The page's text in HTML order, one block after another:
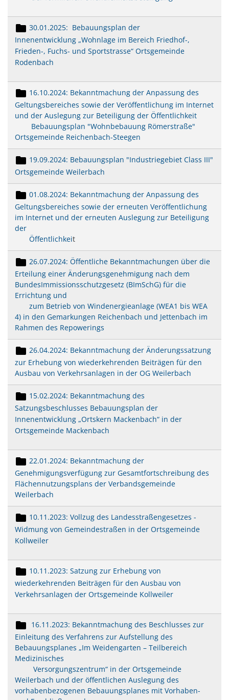
30.01.2025: Bebauungsplan der
Innenentwicklung „Wohnlage im Bereich Friedhof-,
Frieden-, Fuchs- und Sportstrasse“ Ortsgemeinde
Rodenbach
16.10.2024: Bekanntmachung der Anpassung des
Geltungsbereiches sowie der Veröffentlichung im Internet
und der Auslegung zur Beteiligung der Öffentlichkeit
Bebauungsplan "Wohnbebauung Römerstraße"
Ortsgemeinde Reichenbach-Steegen
19.09.2024: Bebauungsplan "Industriegebiet Class III"
Ortsgemeinde Weilerbach
01.08.2024: Bekanntmachung der Anpassung des
Geltungsbereiches sowie der erneuten Veröffentlichung
im Internet und der erneuten Auslegung zur Beteiligung
der
Öffentlichkeit
26.07.2024: Öffentliche Bekanntmachungen über die
Erteilung einer Änderungsgenehmigung nach dem
BundesImmissionsschutzgesetz (BImSchG) für die
Errichtung und
zum Betrieb von Windenergieanlage (WEA1 bis WEA
4) in den Gemarkungen Reichenbach und Jettenbach im
Rahmen des Repowerings
26.04.2024: Bekanntmachung der Änderungssatzung
zur Erhebung von wiederkehrenden Beiträgen für den
Ausbau von Verkehrsanlagen in der OG Weilerbach
15.02.2024: Bekanntmachung des
Satzungsbeschlusses Bebauungsplan der
Innenentwicklung „Ortskern Mackenbach“ in der
Ortsgemeinde Mackenbach
22.01.2024: Bekanntmachung der
Genehmigungsverfügung zur Gesamtfortschreibung des
Flächennutzungsplans der Verbandsgemeinde
Weilerbach
10.11.2023: Vollzug des Landesstraßengesetzes -
Widmung von Gemeindestraßen in der Ortsgemeinde
Kollweiler
10.11.2023: Satzung zur Erhebung von
wiederkehrenden Beiträgen für den Ausbau von
Verkehrsanlagen der Ortsgemeinde Kollweiler
16.11.2023: Bekanntmachung des Beschlusses zur
Einleitung des Verfahrens zur Aufstellung des
Bebauungsplanes „Im Weidengarten – Teilbereich
Medizinisches
Versorgungszentrum“ in der Ortsgemeinde
Weilerbach und der öffentlichen Auslegung des
vorhabenbezogenen Bebauungsplanes mit Vorhaben-